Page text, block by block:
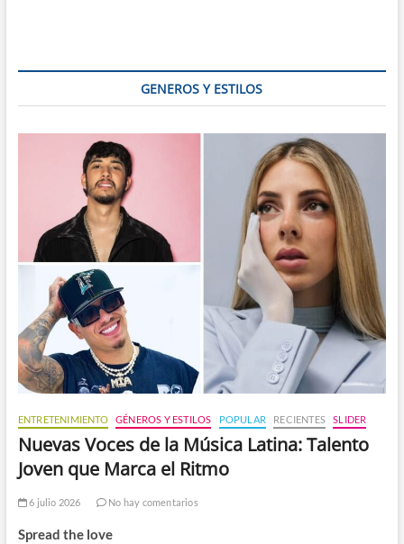
GENEROS Y ESTILOS
ENTRETENIMIENTO GÉNEROS Y ESTILOS POPULAR RECIENTES SLIDER
Nuevas Voces de la Música Latina: Talento
Joven que Marca el Ritmo
6 julio 2026 No hay comentarios
Spread the love